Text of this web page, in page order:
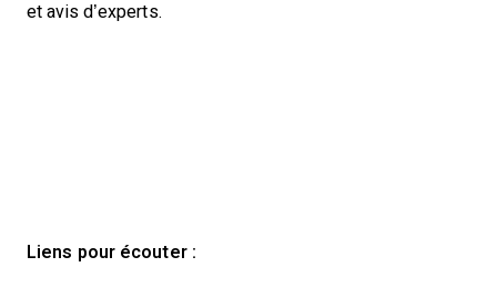
et avis d’experts.
Liens pour écouter :